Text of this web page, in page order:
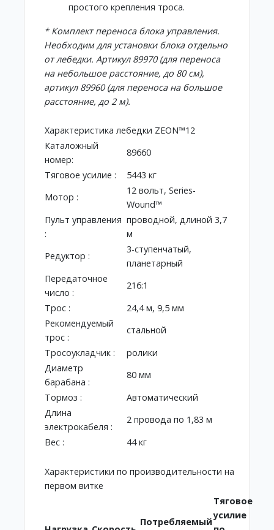
простого крепления троса.
* Комплект переноса блока управления.
Необходим для установки блока отдельно
от лебедки. Артикул 89970 (для переноса
на небольшое расстояние, до 80 см),
артикул 89960 (для переноса на большое
расстояние, до 2 м).
Характеристика лебедки ZEON™12
Каталожный
номер:
89660
Тяговое усилие :
5443 кг
Мотор :
12 вольт, Series-
Wound™
Пульт управления
:
проводной, длиной 3,7
м
Редуктор :
3-ступенчатый,
планетарный
Передаточное
число :
216:1
Трос :
24,4 м, 9,5 мм
Рекомендуемый
трос :
стальной
Тросоукладчик :
ролики
Диаметр
барабана :
80 мм
Тормоз :
Автоматический
Длина
электрокабеля :
2 провода по 1,83 м
Вес :
44 кг
Характеристики по производительности на
первом витке
Потребляемый
Тяговое
усилие